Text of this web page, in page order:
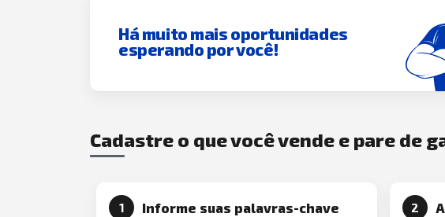
Há muito mais oportunidades
esperando por você!
Cadastre o que você vende e pare de
1 Informe suas palavras-chave 2